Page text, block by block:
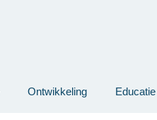
Ontwikkeling Educatie